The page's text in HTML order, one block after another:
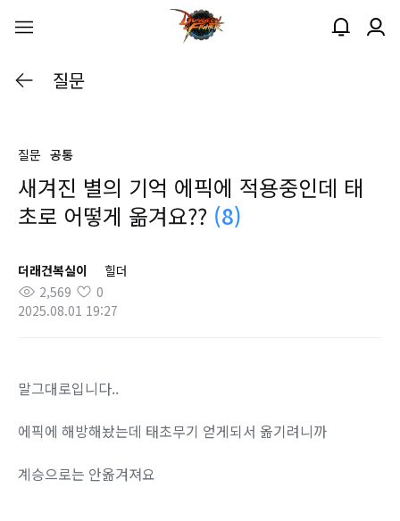
질문
질문 공통
새겨진 별의 기억 에픽에 적용중인데 태
초로 어떻게 옮겨요?? (8)
더래건복실이
힐더
2,569
0
2025.08.01 19:27
말그대로입니다..
에픽에 해방해놨는데 태초무기 얻게되서 옮기려니까
계승으로는 안옮겨져요